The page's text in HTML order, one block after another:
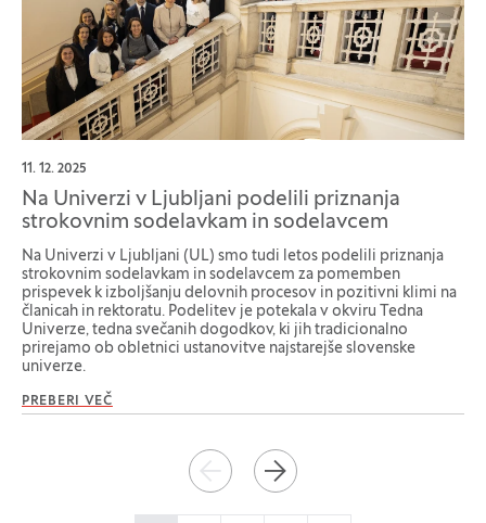
11. 12. 2025
Na Univerzi v Ljubljani podelili priznanja
strokovnim sodelavkam in sodelavcem
Na Univerzi v Ljubljani (UL) smo tudi letos podelili priznanja
strokovnim sodelavkam in sodelavcem za pomemben
prispevek k izboljšanju delovnih procesov in pozitivni klimi na
članicah in rektoratu. Podelitev je potekala v okviru Tedna
Univerze, tedna svečanih dogodkov, ki jih tradicionalno
prirejamo ob obletnici ustanovitve najstarejše slovenske
univerze.
PREBERI VEČ
NAZAJ NAPREJ